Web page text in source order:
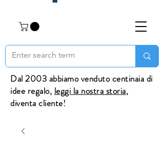
Dal 2003 abbiamo venduto centinaia di
idee regalo, leggi la nostra storia,
diventa cliente!